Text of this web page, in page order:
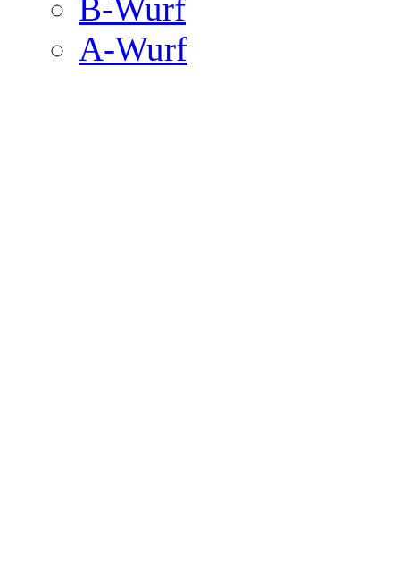
B-Wurf
A-Wurf